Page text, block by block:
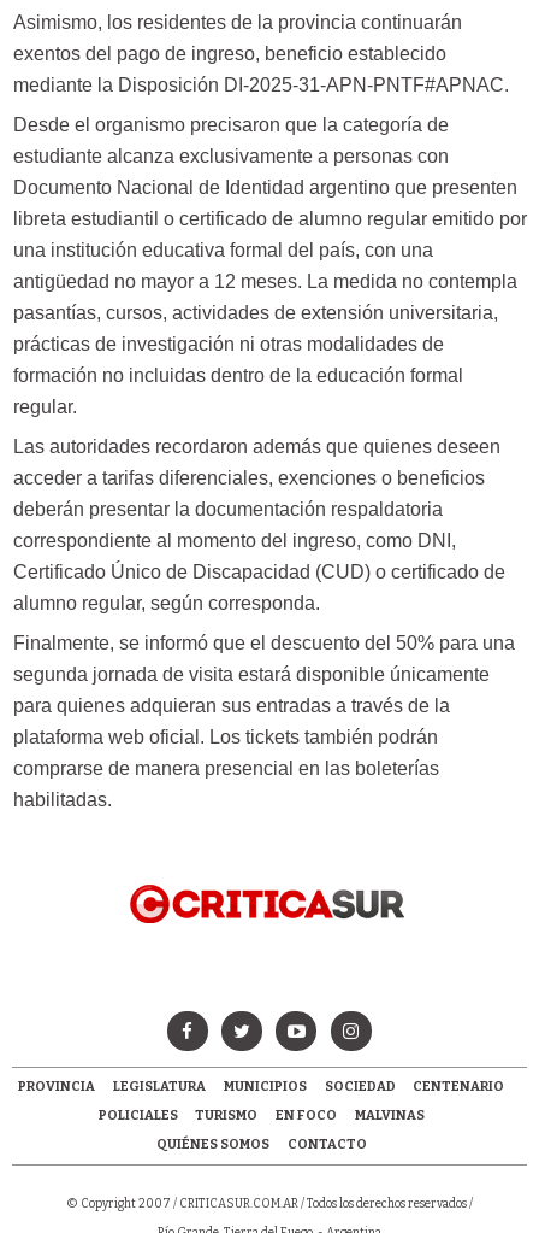
Asimismo, los residentes de la provincia continuarán
exentos del pago de ingreso, beneficio establecido
mediante la Disposición DI-2025-31-APN-PNTF#APNAC.
Desde el organismo precisaron que la categoría de
estudiante alcanza exclusivamente a personas con
Documento Nacional de Identidad argentino que presenten
libreta estudiantil o certificado de alumno regular emitido por
una institución educativa formal del país, con una
antigüedad no mayor a 12 meses. La medida no contempla
pasantías, cursos, actividades de extensión universitaria,
prácticas de investigación ni otras modalidades de
formación no incluidas dentro de la educación formal
regular.
Las autoridades recordaron además que quienes deseen
acceder a tarifas diferenciales, exenciones o beneficios
deberán presentar la documentación respaldatoria
correspondiente al momento del ingreso, como DNI,
Certificado Único de Discapacidad (CUD) o certificado de
alumno regular, según corresponda.
Finalmente, se informó que el descuento del 50% para una
segunda jornada de visita estará disponible únicamente
para quienes adquieran sus entradas a través de la
plataforma web oficial. Los tickets también podrán
comprarse de manera presencial en las boleterías
habilitadas.
PROVINCIA LEGISLATURA MUNICIPIOS SOCIEDAD
CENTENARIO
POLICIALES
TURISMO EN FOCO
MALVINAS
QUIÉNES SOMOS
CONTACTO
© Copyright 2007 / CRITICASUR.COM.AR/ Todos los derechos reservados /